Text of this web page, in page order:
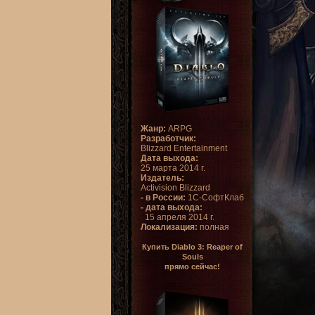
Жанр: ARPG
Разработчик:
Blizzard Entertainment
Дата выхода:
25 марта 2014 г.
Издатель:
Activision Blizzard
- в России: 1С-СофтКлаб
- дата выхода:
15 апреля 2014 г.
Локализация: полная
Купить Diablo 3: Reaper of
Souls
прямо сейчас!